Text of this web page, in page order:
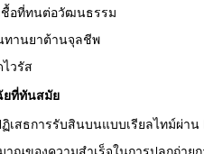
ชื้อที่ทนต่อวัฒนธรรม
ทานยาต้านจุลชีพ
วรัส
ยที่ทันสมัย
เสธการรับสินบนแบบเรียลไทม์ผ่าน